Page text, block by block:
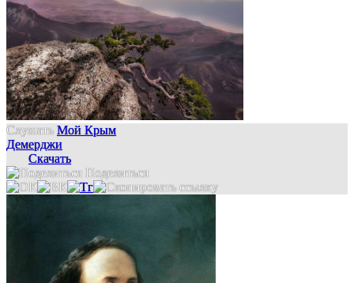
Слушать Мой Крым
Демерджи
Скачать
Поделиться